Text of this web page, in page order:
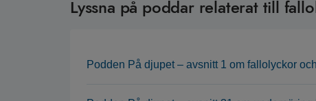
Lyssna på poddar relaterat till
Podden På djupet – avsnitt 1 om fallolyckor